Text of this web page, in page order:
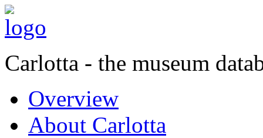
Carlotta - the museum
Overview
About Carlotta